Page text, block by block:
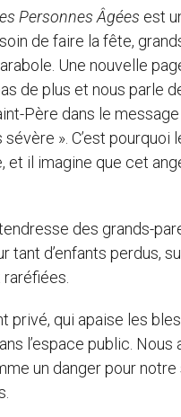
Personnes Âgées est
de faire la fête,
Une nouvelle
de plus et nous parle
Père dans le
». C’est pourquoi
il imagine que cet
des grands-
d’enfants perdus,
privé, qui apaise les
l’espace public. Nous
un danger pour